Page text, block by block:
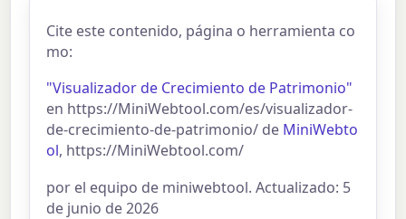
Cite este contenido, página o herramienta co
mo:
"Visualizador de Crecimiento de Patrimonio"
en https://MiniWebtool.com/es/visualizador-
de-crecimiento-de-patrimonio/ de MiniWebto
ol, https://MiniWebtool.com/
por el equipo de miniwebtool. Actualizado: 5
de junio de 2026